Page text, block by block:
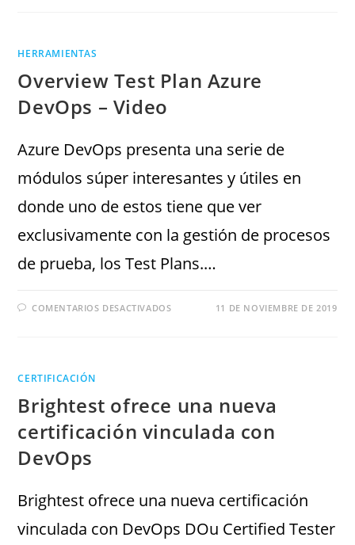
HERRAMIENTAS
Overview Test Plan Azure
DevOps – Video
Azure DevOps presenta una serie de
módulos súper interesantes y útiles en
donde uno de estos tiene que ver
exclusivamente con la gestión de procesos
de prueba, los Test Plans.…
COMENTARIOS DESACTIVADOS 11 DE NOVIEMBRE DE 2019
CERTIFICACIÓN
Brightest ofrece una nueva
certificación vinculada con
DevOps
Brightest ofrece una nueva certificación
vinculada con DevOps DOu Certified Tester